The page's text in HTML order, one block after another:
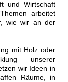
und Wirtschaft
arbeitet
wie wir an der
mit Holz oder
unserer
wir Ideen in
Räume, in